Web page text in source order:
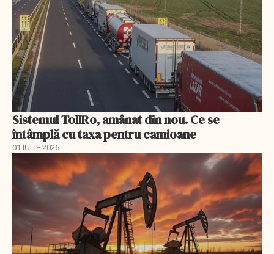
Sistemul TollRo, amânat din nou. Ce se
întâmplă cu taxa pentru camioane
01 IULIE 2026